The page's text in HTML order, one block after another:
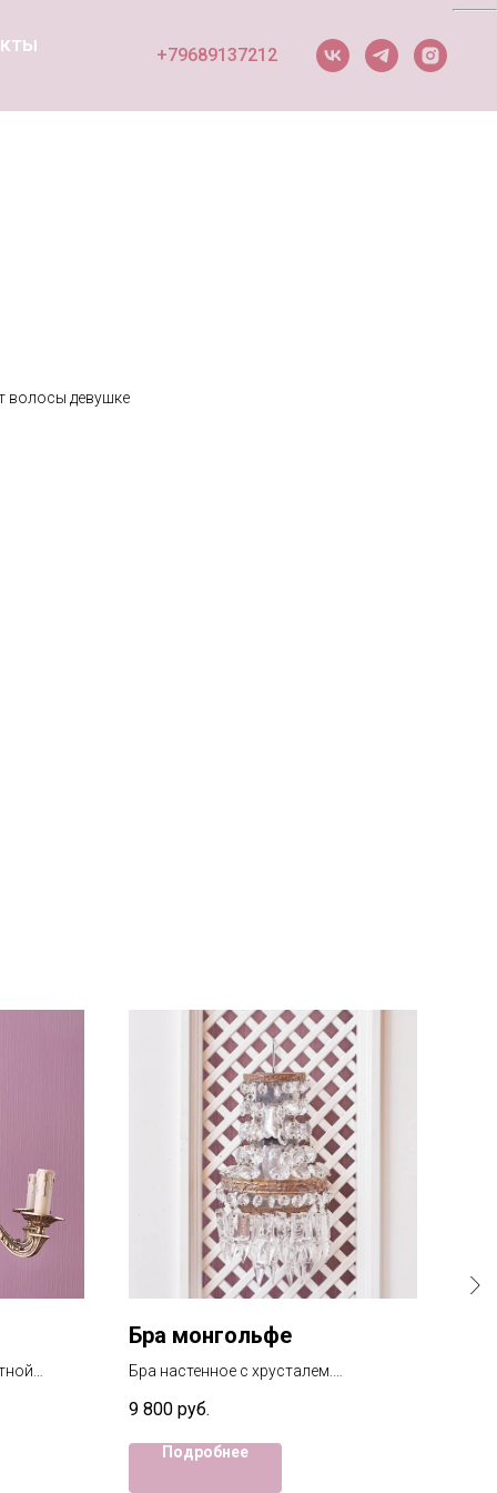
+79689137212
волосы девушке
Бра монгольфе
Бра настенное с хрусталем.
монгольфе ( люстрам грушам).
9 800 руб.
Подробнее